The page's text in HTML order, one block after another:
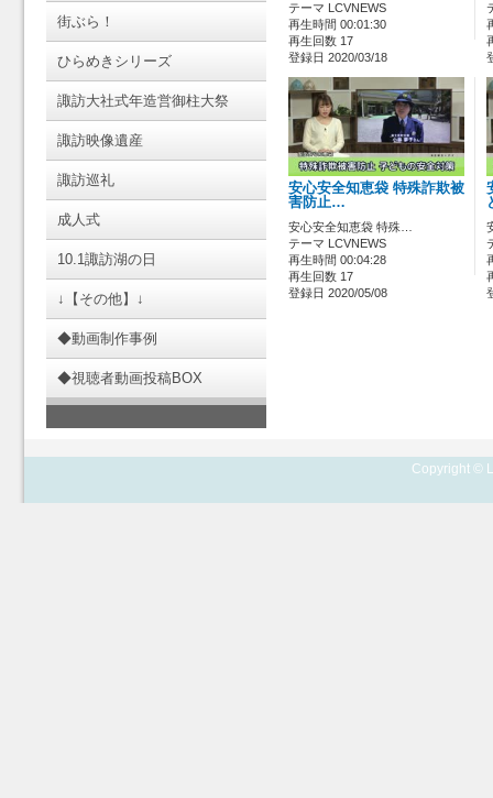
街ぶら！
ひらめきシリーズ
諏訪大社式年造営御柱大祭
諏訪映像遺産
諏訪巡礼
成人式
10.1諏訪湖の日
↓【その他】↓
◆動画制作事例
◆視聴者動画投稿BOX
テーマ LCVNEWS
再生時間 00:01:30
再生回数 17
登録日 2020/03/18
安心安全知恵袋 特殊詐欺被
害防止…
安心安全知恵袋 特殊…
テーマ LCVNEWS
再生時間 00:04:28
再生回数 17
登録日 2020/05/08
Copyright ©